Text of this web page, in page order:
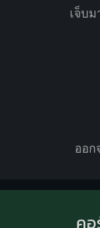
เจ็บ
ออก
ค